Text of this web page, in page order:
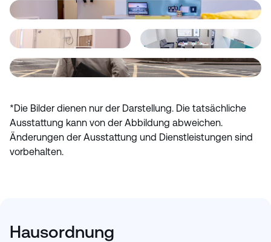
*Die Bilder dienen nur der Darstellung. Die tatsächliche
Ausstattung kann von der Abbildung abweichen.
Änderungen der Ausstattung und Dienstleistungen sind
vorbehalten.
Hausordnung